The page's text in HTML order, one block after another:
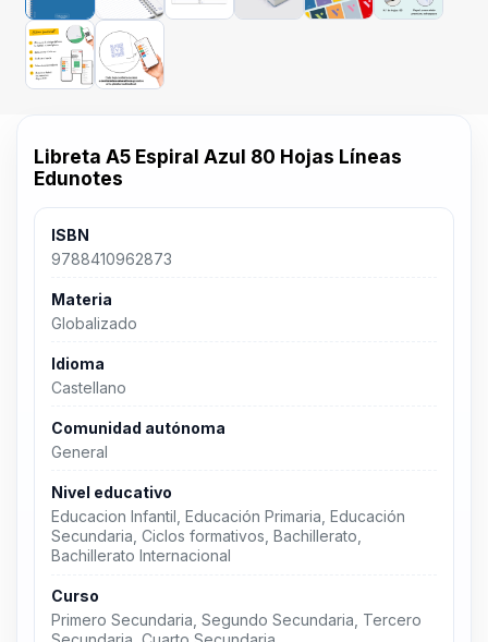
Libreta A5 Espiral Azul 80 Hojas Líneas
Edunotes
ISBN
9788410962873
Materia
Globalizado
Idioma
Castellano
Comunidad autónoma
General
Nivel educativo
Educacion Infantil, Educación Primaria, Educación
Secundaria, Ciclos formativos, Bachillerato,
Bachillerato Internacional
Curso
Primero Secundaria, Segundo Secundaria, Tercero